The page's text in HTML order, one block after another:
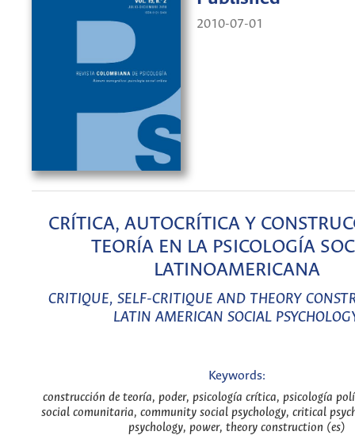
2010-07-01
CRÍTICA, AUTOCRÍTICA Y
TEORÍA EN LA PSICOLOGÍA
LATINOAMERICANA
CRITIQUE, SELF-CRITIQUE AND THEORY
LATIN AMERICAN SOCIAL
Keywords:
construcción de teoría, poder, psicología crítica, psicología
social comunitaria, community social psychology, critical
psychology, power, theory construction (es)